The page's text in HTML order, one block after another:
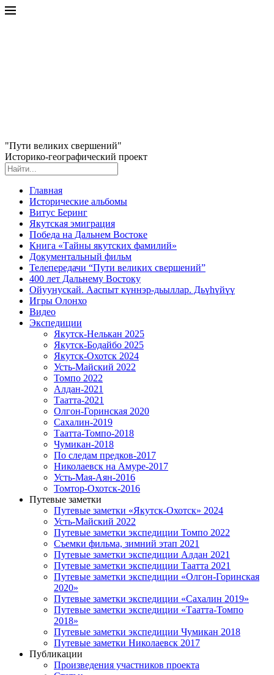
"Пути великих свершений"
Историко-географический проект
Главная
Исторические альбомы
Витус Беринг
Якутская эмиграция
Победа на Дальнем Востоке
Книга «Тайны якутских фамилий»
Документальный фильм
Телепередачи “Пути великих свершений”
400 лет Дальнему Востоку
Ойуунускай. Ааспыт күннэр-дьыллар. Дьүһүйүү
Игры Олонхо
Видео
Экспедиции
Якутск-Нелькан 2025
Якутск-Бодайбо 2025
Якутск-Охотск 2024
Усть-Майский 2022
Томпо 2022
Алдан-2021
Таатта-2021
Олгон-Горинская 2020
Сахалин-2019
Таатта-Томпо-2018
Чумикан-2018
По следам предков-2017
Николаевск на Амуре-2017
Усть-Мая-Аян-2016
Томтор-Охотск-2016
Путевые заметки
Путевые заметки «Якутск-Охотск» 2024
Усть-Майский 2022
Путевые заметки экспедиции Томпо 2022
Съемки фильма, зимний этап 2021
Путевые заметки экспедиции Алдан 2021
Путевые заметки экспедиции Таатта 2021
Путевые заметки экспедиции «Олгон-Горинская
2020»
Путевые заметки экспедиции «Сахалин 2019»
Путевые заметки экспедиции «Таатта-Томпо
2018»
Путевые заметки экспедиции Чумикан 2018
Путевые заметки Николаевск 2017
Публикации
Произведения участников проекта